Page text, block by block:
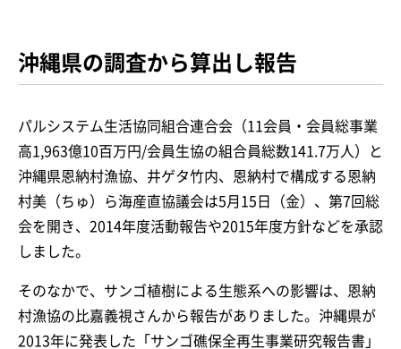
沖縄県の調査から算出し報告
パルシステム生活協同組合連合会（11会員・会員総事業
高1,963億10百万円/会員生協の組合員総数141.7万人）と
沖縄県恩納村漁協、井ゲタ竹内、恩納村で構成する恩納
村美（ちゅ）ら海産直協議会は5月15日（金）、第7回総
会を開き、2014年度活動報告や2015年度方針などを承認
しました。
そのなかで、サンゴ植樹による生態系への影響は、恩納
村漁協の比嘉義視さんから報告がありました。沖縄県が
2013年に発表した「サンゴ礁保全再生事業研究報告書」